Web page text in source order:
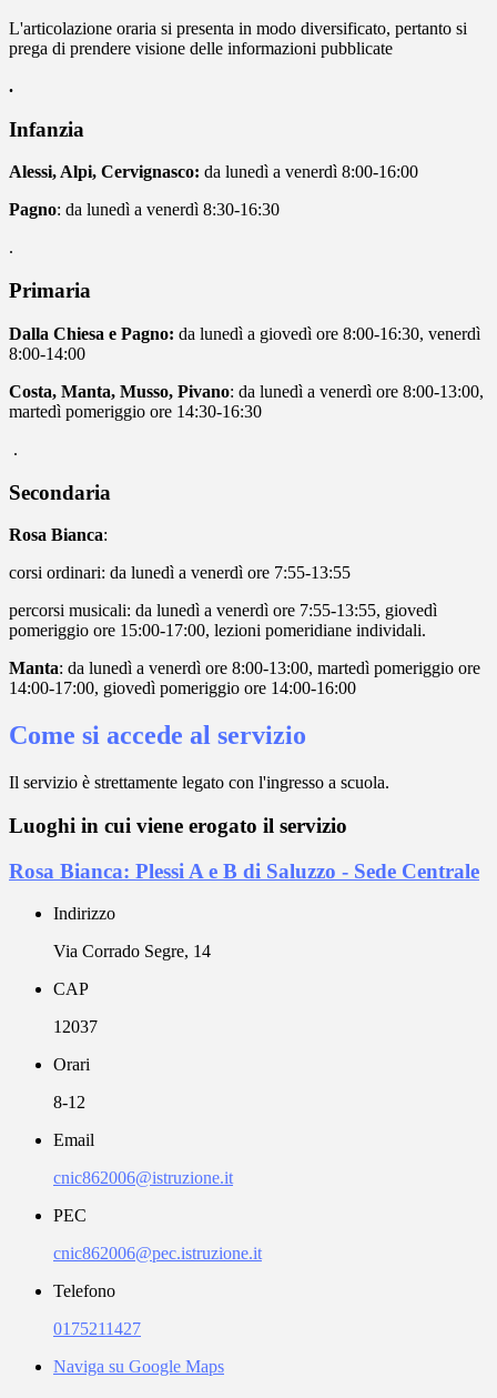
L'articolazione oraria si presenta in modo diversificato, pertanto si
prega di prendere visione delle informazioni pubblicate
.
Infanzia
Alessi, Alpi, Cervignasco: da lunedì a venerdì 8:00-16:00
Pagno: da lunedì a venerdì 8:30-16:30
.
Primaria
Dalla Chiesa e Pagno: da lunedì a giovedì ore 8:00-16:30, venerdì
8:00-14:00
Costa, Manta, Musso, Pivano: da lunedì a venerdì ore 8:00-13:00,
martedì pomeriggio ore 14:30-16:30
.
Secondaria
Rosa Bianca:
corsi ordinari: da lunedì a venerdì ore 7:55-13:55
percorsi musicali: da lunedì a venerdì ore 7:55-13:55, giovedì
pomeriggio ore 15:00-17:00, lezioni pomeridiane individali.
Manta: da lunedì a venerdì ore 8:00-13:00, martedì pomeriggio ore
14:00-17:00, giovedì pomeriggio ore 14:00-16:00
Come si accede al servizio
Il servizio è strettamente legato con l'ingresso a scuola.
Luoghi in cui viene erogato il servizio
Rosa Bianca: Plessi A e B di Saluzzo - Sede Centrale
Indirizzo
Via Corrado Segre, 14
CAP
12037
Orari
8-12
Email
cnic862006@istruzione.it
PEC
cnic862006@pec.istruzione.it
Telefono
0175211427
Naviga su Google Maps